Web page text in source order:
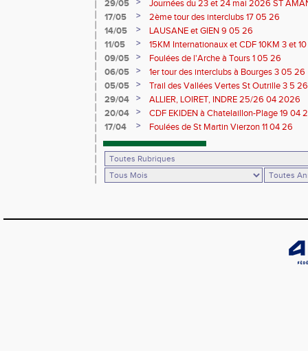
29/05
Journées du 23 et 24 mai 2026 ST
17/05
>
2ème tour des interclubs 17 05 26
14/05
>
LAUSANE et GIEN 9 05 26
11/05
>
15KM Internationaux et CDF 10KM 3 et
09/05
>
Foulées de l'Arche à Tours 1 05 26
06/05
>
1er tour des interclubs à Bourges 3 05 26
05/05
>
Trail des Vallées Vertes St Outrille 3 5 26
29/04
>
ALLIER, LOIRET, INDRE 25/26 04 2026
20/04
>
CDF EKIDEN à Chatelaillon-Plage 19 04
17/04
> Foulées de St Martin Vierzon 11 04 26